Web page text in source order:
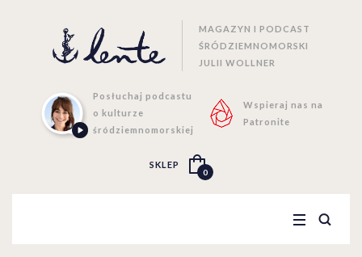
MAGAZYN I PODCAST
ŚRÓDZIEMNOMORSKI
JULII WOLLNER
Posłuchaj podcastu
o kulturze
śródziemnomorskiej
Wspieraj nas na
Patronite
SKLEP
0